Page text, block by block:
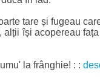
tare și fugeau
își acopereau
la frânghie! : :